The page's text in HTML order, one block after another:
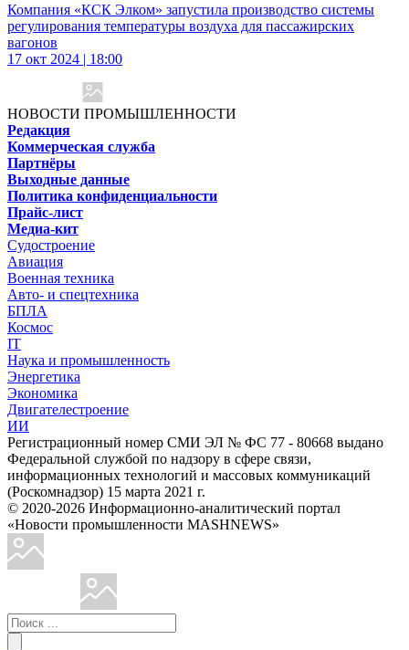
Компания «КСК Элком» запустила производство системы
регулирования температуры воздуха для пассажирских
вагонов
17 окт 2024 | 18:00
НОВОСТИ ПРОМЫШЛЕННОСТИ
Редакция
Коммерческая служба
Партнёры
Выходные данные
Политика конфиденциальности
Прайс-лист
Медиа-кит
Судостроение
Авиация
Военная техника
Авто- и спецтехника
БПЛА
Космос
IT
Наука и промышленность
Энергетика
Экономика
Двигателестроение
ИИ
Регистрационный номер СМИ ЭЛ № ФС 77 - 80668 выдано
Федеральной службой по надзору в сфере связи,
информационных технологий и массовых коммуникаций
(Роскомнадзор) 15 марта 2021 г.
© 2020-2026 Информационно-аналитический портал
«Новости промышленности MASHNEWS»